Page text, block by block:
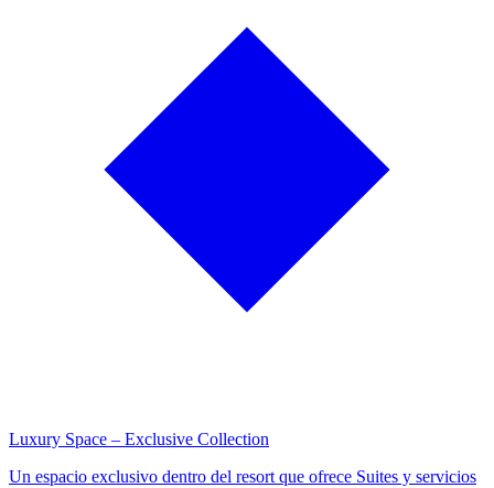
Luxury Space – Exclusive Collection
Un espacio exclusivo dentro del resort que ofrece Suites y servicios